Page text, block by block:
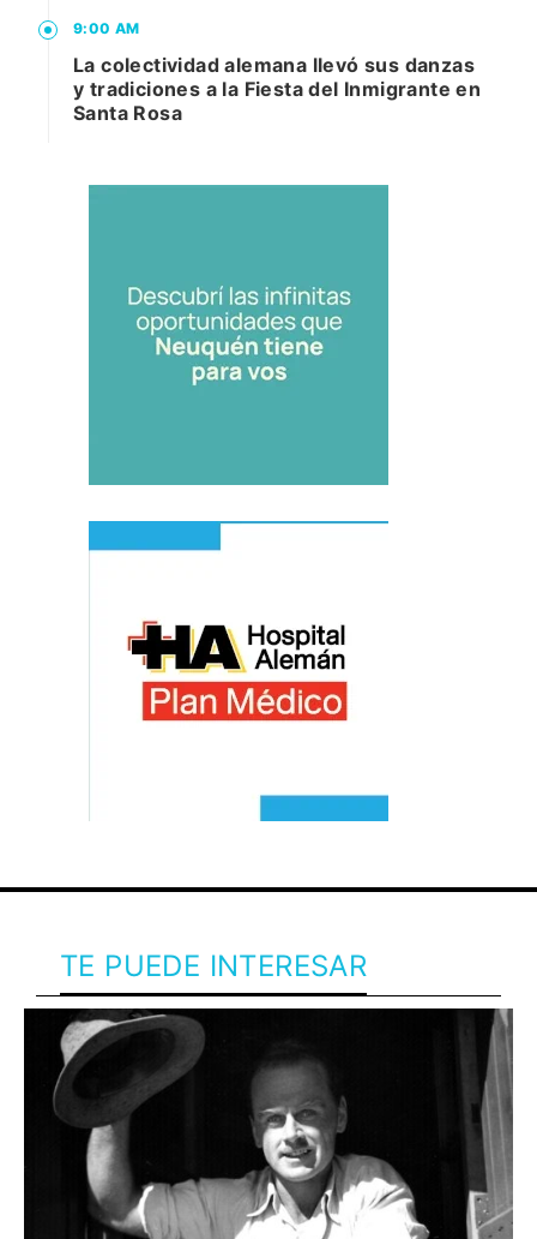
9:00 AM
La colectividad alemana llevó sus danzas
y tradiciones a la Fiesta del Inmigrante en
Santa Rosa
TE PUEDE INTERESAR